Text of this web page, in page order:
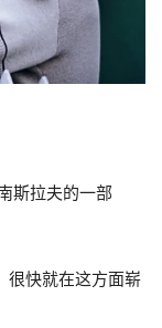
斯拉夫的一部
很快就在这方面崭